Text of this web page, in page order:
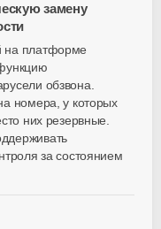
замену
на платформе
обзвона.
номера, у которых
них резервные.
за состоянием